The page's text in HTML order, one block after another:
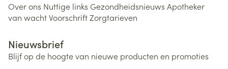
Over ons Nuttige links Gezondheidsnieuws Apotheker
van wachtVoorschriftZorgtarieven
Nieuwsbrief
Blijf op de hoogte van nieuwe producten en promoties